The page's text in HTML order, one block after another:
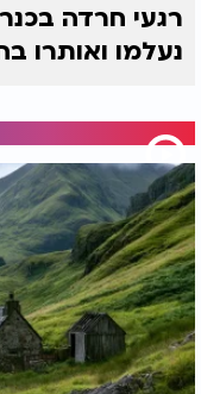
רגעי חרדה
נעלמו ואותרו